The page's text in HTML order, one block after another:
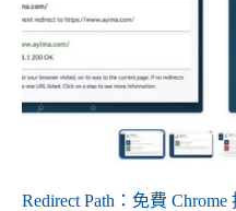
Redirect Path：免費